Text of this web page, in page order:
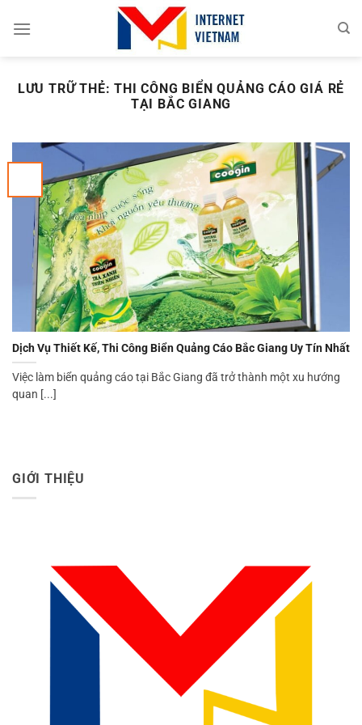
đến
LƯU TRỮ THẺ:THI CÔNG BIỂN QUẢNG CÁO GIÁ RẺ
TẠI BẮC GIANG
Dịch Vụ Thiết Kế, Thi Công Biển Quảng Cáo Bắc Giang Uy Tín Nhất
Việc làm biển quảng cáo tại Bắc Giang đã trở thành một xu hướng
quan [...]
GIỚI THIỆU